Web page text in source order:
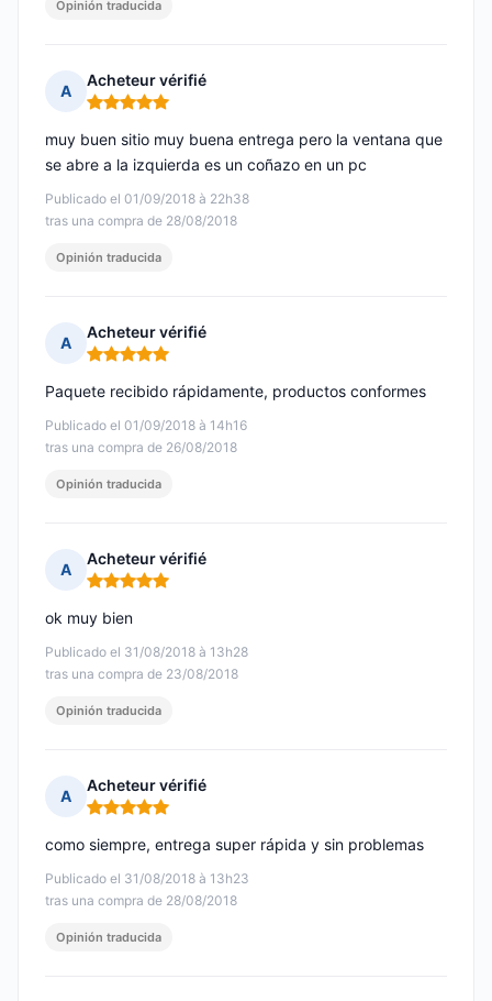
Opinión traducida
A
Acheteur vérifié
Nota: 5 de 5
Publicado el 01/09/2018 à 22h38
tras una compra de 28/08/2018
muy buen sitio muy buena entrega pero la ventana que
se abre a la izquierda es un coñazo en un pc
Opinión traducida
A
Acheteur vérifié
Nota: 5 de 5
Publicado el 01/09/2018 à 14h16
tras una compra de 26/08/2018
Paquete recibido rápidamente, productos conformes
Opinión traducida
A
Acheteur vérifié
Nota: 5 de 5
Publicado el 31/08/2018 à 13h28
tras una compra de 23/08/2018
ok muy bien
Opinión traducida
A
Acheteur vérifié
Nota: 5 de 5
Publicado el 31/08/2018 à 13h23
tras una compra de 28/08/2018
como siempre, entrega super rápida y sin problemas
Opinión traducida